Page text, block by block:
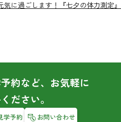
気に過ごします！『七夕の体力測定』
約など、お気軽に
ださい。
学予約 お問い合わせ